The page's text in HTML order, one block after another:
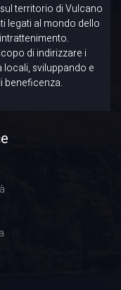
territorio di Vulcano
legati al mondo dello
di indirizzare i
sviluppando e
beneficenza.